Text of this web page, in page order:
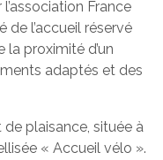
France
de l’accueil réservé
proximité d’un
adaptés et des
plaisance, située à
« Accueil vélo ».